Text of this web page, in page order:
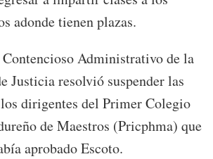
adonde tienen plazas.
Administrativo de la
Justicia resolvió suspender las
dirigentes del Primer Colegio
de Maestros (Pricphma) que
aprobado Escoto.